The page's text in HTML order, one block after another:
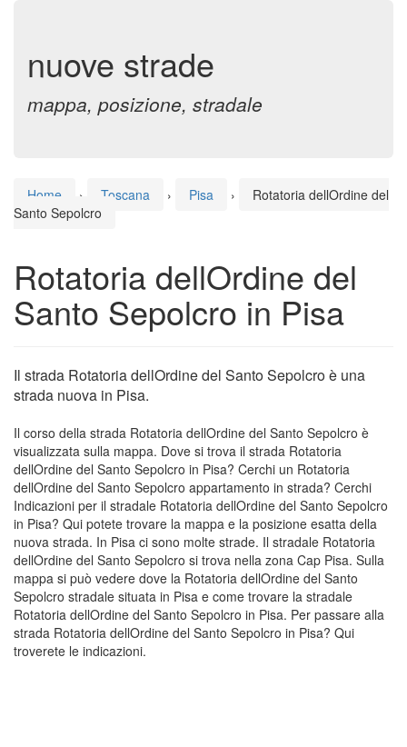
nuove strade
mappa, posizione, stradale
Home › Toscana › Pisa ›
Rotatoria dellOrdine del
Santo Sepolcro
Rotatoria dellOrdine del
Santo Sepolcro in Pisa
Il strada Rotatoria dellOrdine del Santo Sepolcro è una
strada nuova in Pisa.
Il corso della strada Rotatoria dellOrdine del Santo Sepolcro è
visualizzata sulla mappa. Dove si trova il strada Rotatoria
dellOrdine del Santo Sepolcro in Pisa? Cerchi un Rotatoria
dellOrdine del Santo Sepolcro appartamento in strada? Cerchi
Indicazioni per il stradale Rotatoria dellOrdine del Santo Sepolcro
in Pisa? Qui potete trovare la mappa e la posizione esatta della
nuova strada. In Pisa ci sono molte strade. Il stradale Rotatoria
dellOrdine del Santo Sepolcro si trova nella zona Cap Pisa. Sulla
mappa si può vedere dove la Rotatoria dellOrdine del Santo
Sepolcro stradale situata in Pisa e come trovare la stradale
Rotatoria dellOrdine del Santo Sepolcro in Pisa. Per passare alla
strada Rotatoria dellOrdine del Santo Sepolcro in Pisa? Qui
troverete le indicazioni.